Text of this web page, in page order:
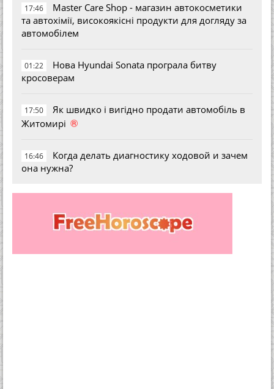
17:46
Master Care Shop - магазин автокосметики
та автохімії, високоякісні продукти для догляду за
автомобілем
01:22
Нова Hyundai Sonata програла битву
кросоверам
17:50
Як швидко і вигідно продати автомобіль в
Житомирі ®
16:46
Когда делать диагностику ходовой и зачем
она нужна?